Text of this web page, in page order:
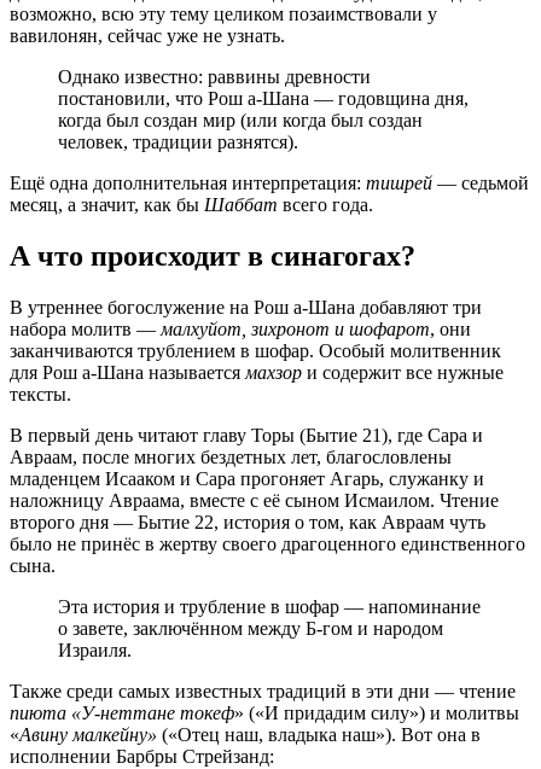
возможно, всю эту тему целиком позаимствовали у
вавилонян, сейчас уже не узнать.
Однако известно: раввины древности
постановили, что Рош а-Шана — годовщина дня,
когда был создан мир (или когда был создан
человек, традиции разнятся).
Ещё одна дополнительная интерпретация: тишрей — седьмой
месяц, а значит, как бы Шаббат всего года.
А что происходит в синагогах?
В утреннее богослужение на Рош а-Шана добавляют три
набора молитв — малхуйот, зихронот и шофарот, они
заканчиваются трублением в шофар. Особый молитвенник
для Рош а-Шана называется махзор и содержит все нужные
тексты.
В первый день читают главу Торы (Бытие 21), где Сара и
Авраам, после многих бездетных лет, благословлены
младенцем Исааком и Сара прогоняет Агарь, служанку и
наложницу Авраама, вместе с её сыном Исмаилом. Чтение
второго дня — Бытие 22, история о том, как Авраам чуть
было не принёс в жертву своего драгоценного единственного
сына.
Эта история и трубление в шофар — напоминание
о завете, заключённом между Б-гом и народом
Израиля.
Также среди самых известных традиций в эти дни — чтение
пиюта «У-неттане токеф» («И придадим силу») и молитвы
«Авину малкейну» («Отец наш, владыка наш»). Вот она в
исполнении Барбры Стрейзанд: